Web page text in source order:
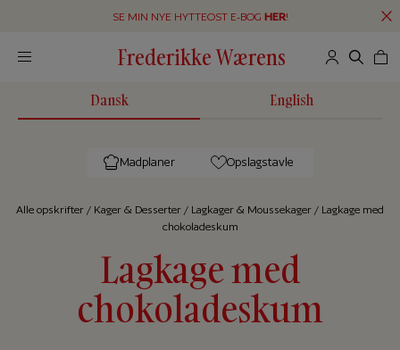
SE MIN NYE HYTTEOST E-BOG HER!
Frederikke Wærens
Dansk English
Madplaner Opslagstavle
Alle op­skrif­ter / Kager & Desserter / Lagkager & Moussekager / Lagkage med
chokoladeskum
Lagkage med
chokoladeskum